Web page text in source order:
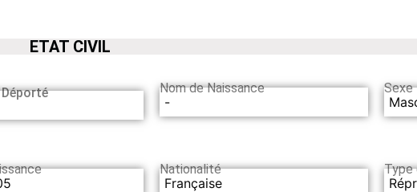
ETAT CIVIL
Nom de Naissance
-
Sexe
Nationalité
Française
Type